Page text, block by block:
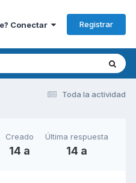
Conectar Registrar
Toda la actividad
Creado
14 a
Última respuesta
14 a